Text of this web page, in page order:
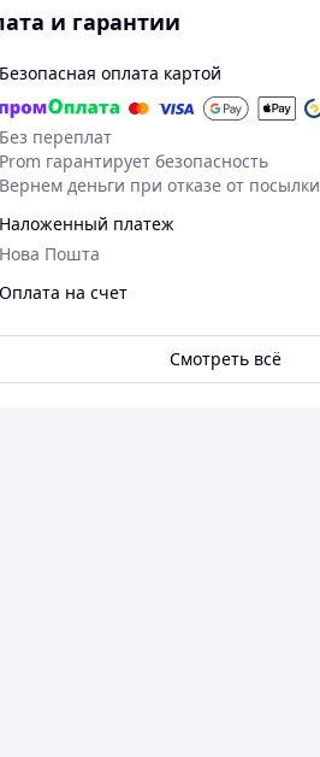
и гарантии
Безопасная оплата картой
Без переплат
Prom гарантирует безопасность
Вернем деньги при отказе от посылки
Наложенный платеж
Нова Пошта
Оплата на счет
Смотреть всё